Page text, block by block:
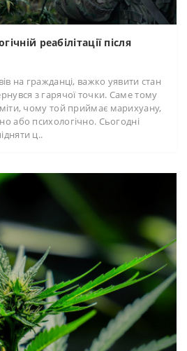
реабілітації після
на гражданці, важко уявити стан
з гарячої точки. Саме тому
чому той приймає марихуану,
або психологічно. Сьогодні
ц..